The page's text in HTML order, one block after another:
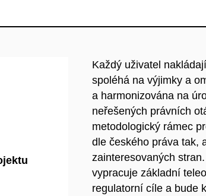
Každý uživatel
spoléhá na výjimky a
a harmonizována na
neřešených právních
metodologický rámec
dle českého práva tak,
zainteresovaných
vypracuje základní
regulatorní cíle a bude